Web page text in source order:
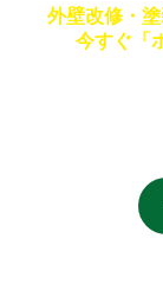
外壁改修・
今すぐ「